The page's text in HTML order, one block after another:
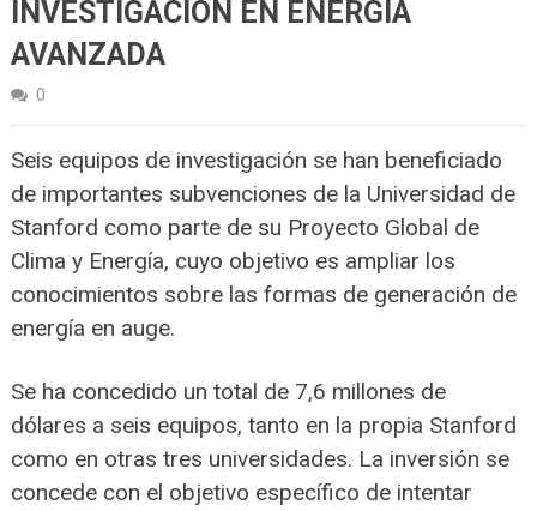
INVESTIGACIÓN EN ENERGÍA
AVANZADA
0
Seis equipos de investigación se han beneficiado
de importantes subvenciones de la Universidad de
Stanford como parte de su Proyecto Global de
Clima y Energía, cuyo objetivo es ampliar los
conocimientos sobre las formas de generación de
energía en auge.
Se ha concedido un total de 7,6 millones de
dólares a seis equipos, tanto en la propia Stanford
como en otras tres universidades. La inversión se
concede con el objetivo específico de intentar